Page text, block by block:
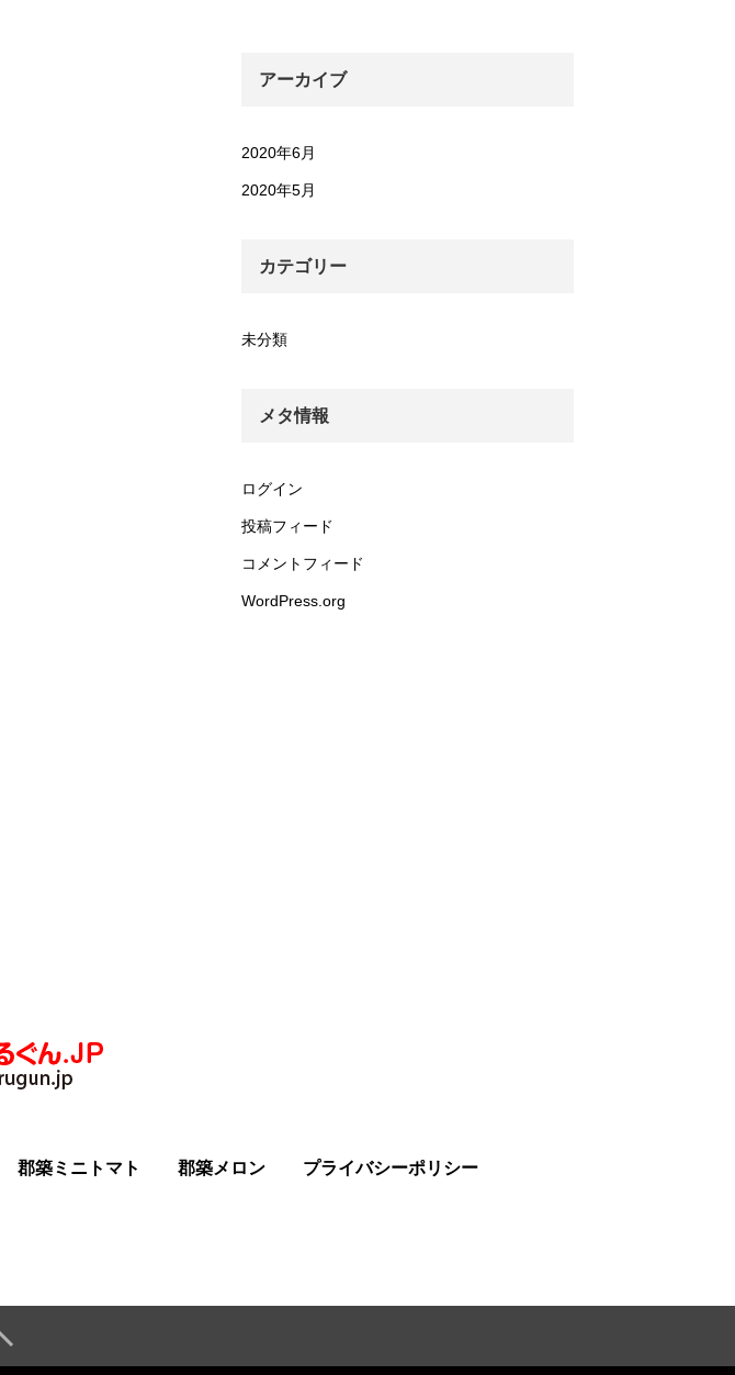
アーカイブ
2020年6月
2020年5月
カテゴリー
未分類
メタ情報
ログイン
投稿フィード
コメントフィード
WordPress.org
郡築ミニトマト 郡築メロン プライバシーポリシー